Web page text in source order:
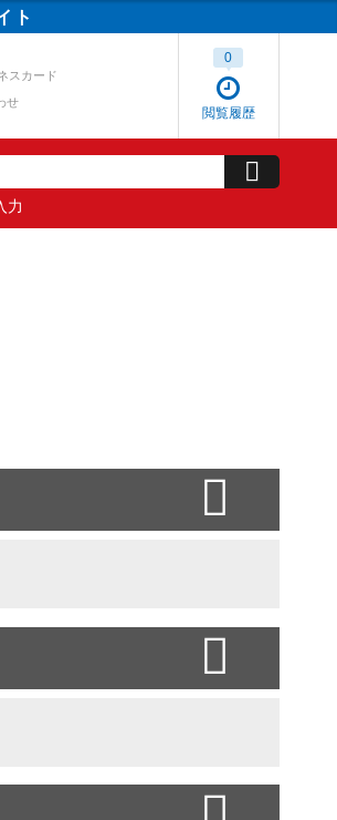
ト
スカード
せ
閲覧履歴
0
力